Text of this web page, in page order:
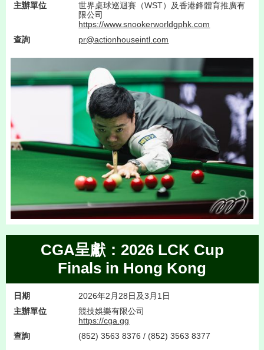
主辦單位
世界桌球巡迴賽（WST）及香港鋒體育推廣有
限公司
https://www.snookerworldgphk.com
查詢
pr@actionhouseintl.com
CGA呈獻：2026 LCK Cup
Finals in Hong Kong
日期
2026年2月28日及3月1日
主辦單位
競技娛樂有限公司
https://cga.gg
查詢
(852) 3563 8376 / (852) 3563 8377